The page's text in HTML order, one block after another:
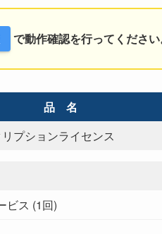
で動作確認を行ってください
品 名
プションライセンス
ビス (1回)